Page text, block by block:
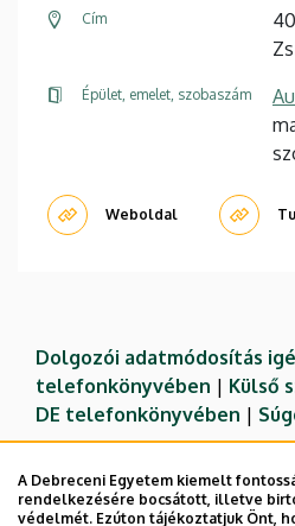
Cím
Épület, emelet, szobaszám
Weboldal
Dolgozói adatmódosítás
telefonkönyvében | Külső
DE telefonkönyvében |
A Debreceni Egyetem kiemelt
rendelkezésére bocsátott, illetve
védelmét. Ezúton tájékoztatjuk Önt,